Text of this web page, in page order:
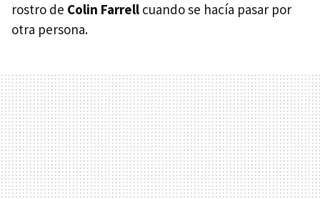
rostro de Colin Farrell cuando se hacía pasar por
otra persona.